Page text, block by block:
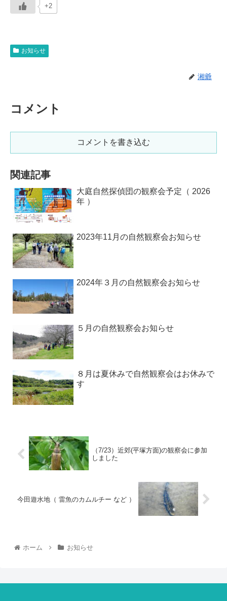
+2
お知らせ
湘爺
コメント
コメントを書き込む
関連記事
大庭自然探偵団の観察会予定（ 2026
年 ）
2023年11月の自然観察会お知らせ
2024年３月の自然観察会お知らせ
５月の自然観察会お知らせ
８月は夏休みで自然観察会はお休みで
す
（7/23）近郊(平塚方面)の観察会に参加
しました
今田遊水地（ 雷魚のカムルチー など ）
ホーム お知らせ